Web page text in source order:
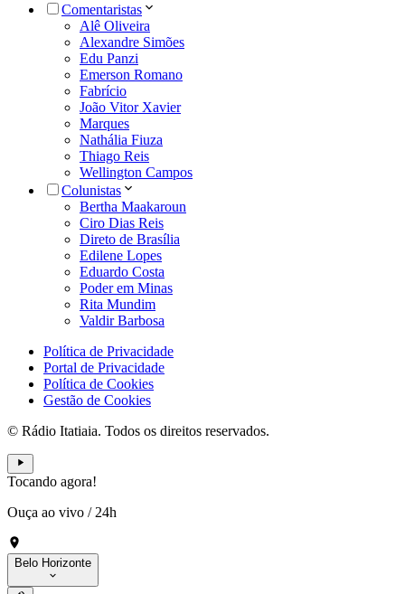
Comentaristas
Alê Oliveira
Alexandre Simões
Edu Panzi
Emerson Romano
Fabrício
João Vitor Xavier
Marques
Nathália Fiuza
Thiago Reis
Wellington Campos
Colunistas
Bertha Maakaroun
Ciro Dias Reis
Direto de Brasília
Edilene Lopes
Eduardo Costa
Poder em Minas
Rita Mundim
Valdir Barbosa
Política de Privacidade
Portal de Privacidade
Política de Cookies
Gestão de Cookies
© Rádio Itatiaia. Todos os direitos reservados.
Tocando agora!
Ouça ao vivo / 24h
Belo Horizonte